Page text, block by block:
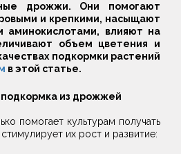
дрожжи. Они помогают
и крепкими, насыщают
аминокислотами, влияют на
объем цветения и
подкормки растений
в этой статье.
из дрожжей
помогает культурам получать
их рост и развитие: